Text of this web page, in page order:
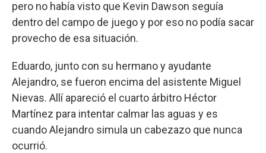
pero no había visto que Kevin Dawson seguía
dentro del campo de juego y por eso no podía sacar
provecho de esa situación.
Eduardo, junto con su hermano y ayudante
Alejandro, se fueron encima del asistente Miguel
Nievas. Allí apareció el cuarto árbitro Héctor
Martínez para intentar calmar las aguas y es
cuando Alejandro simula un cabezazo que nunca
ocurrió.